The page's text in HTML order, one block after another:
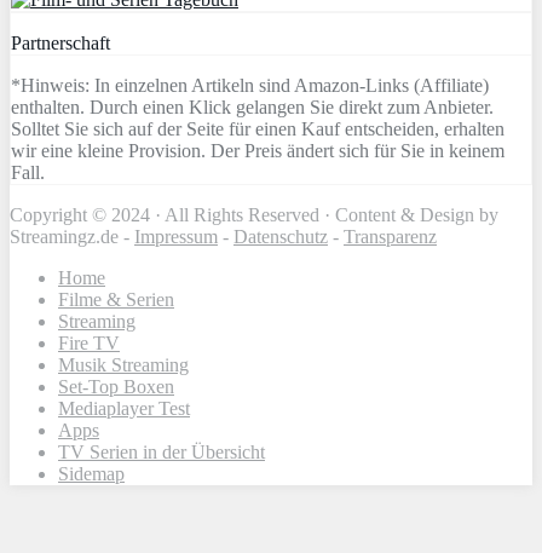
Partnerschaft
*Hinweis: In einzelnen Artikeln sind Amazon-Links (Affiliate)
enthalten. Durch einen Klick gelangen Sie direkt zum Anbieter.
Solltet Sie sich auf der Seite für einen Kauf entscheiden, erhalten
wir eine kleine Provision. Der Preis ändert sich für Sie in keinem
Fall.
Copyright © 2024 · All Rights Reserved · Content & Design by
Streamingz.de - Impressum - Datenschutz - Transparenz
Home
Filme & Serien
Streaming
Fire TV
Musik Streaming
Set-Top Boxen
Mediaplayer Test
Apps
TV Serien in der Übersicht
Sidemap